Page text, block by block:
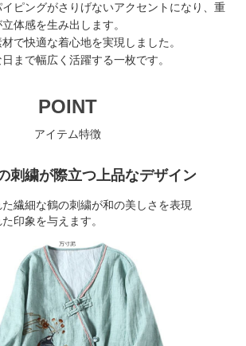
ピングがさりげないアクセントになり、重
体感を生み出します。
で快適な着心地を実現しました。
まで幅広く活躍する一枚です。
POINT
アイテム特徴
刺繍が際立つ上品なデザイン
繊細な鶴の刺繍が和の美しさを表現
印象を与えます。